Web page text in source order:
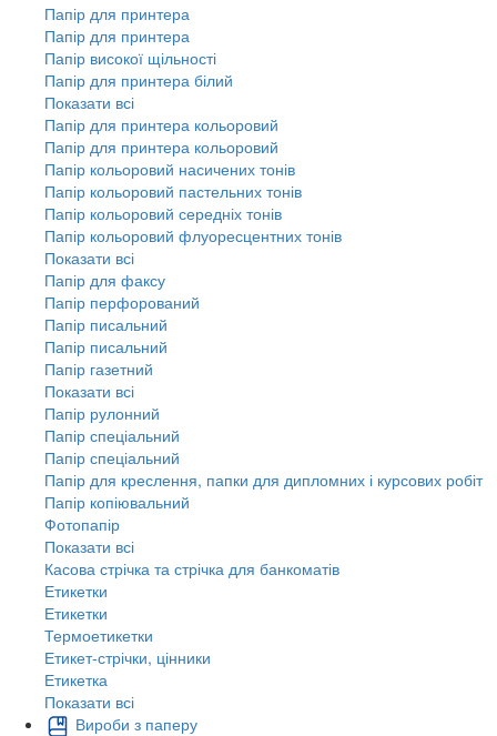
Папір для принтера
Папір для принтера
Папір високої щільності
Папір для принтера білий
Показати всі
Папір для принтера кольоровий
Папір для принтера кольоровий
Папір кольоровий насичених тонів
Папір кольоровий пастельних тонів
Папір кольоровий середніх тонів
Папір кольоровий флуоресцентних тонів
Показати всі
Папір для факсу
Папір перфорований
Папір писальний
Папір писальний
Папір газетний
Показати всі
Папір рулонний
Папір спеціальний
Папір спеціальний
Папір для креслення, папки для дипломних і курсових робіт
Папір копіювальний
Фотопапір
Показати всі
Касова стрічка та стрічка для банкоматів
Етикетки
Етикетки
Термоетикетки
Етикет-стрічки, цінники
Етикетка
Показати всі
Вироби з паперу